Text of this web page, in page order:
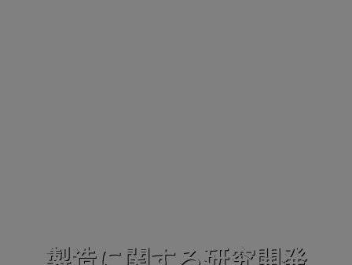
製造に関する研究開発